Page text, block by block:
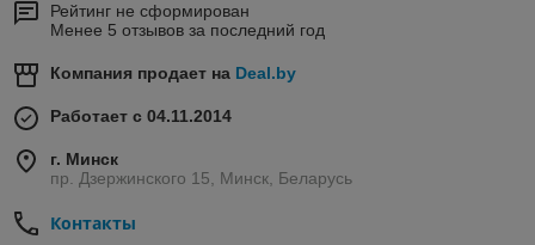
Рейтинг не сформирован
Менее 5 отзывов за последний год
Компания продает на Deal.by
Работает с 04.11.2014
г. Минск
пр. Дзержинского 15, Минск, Беларусь
Контакты